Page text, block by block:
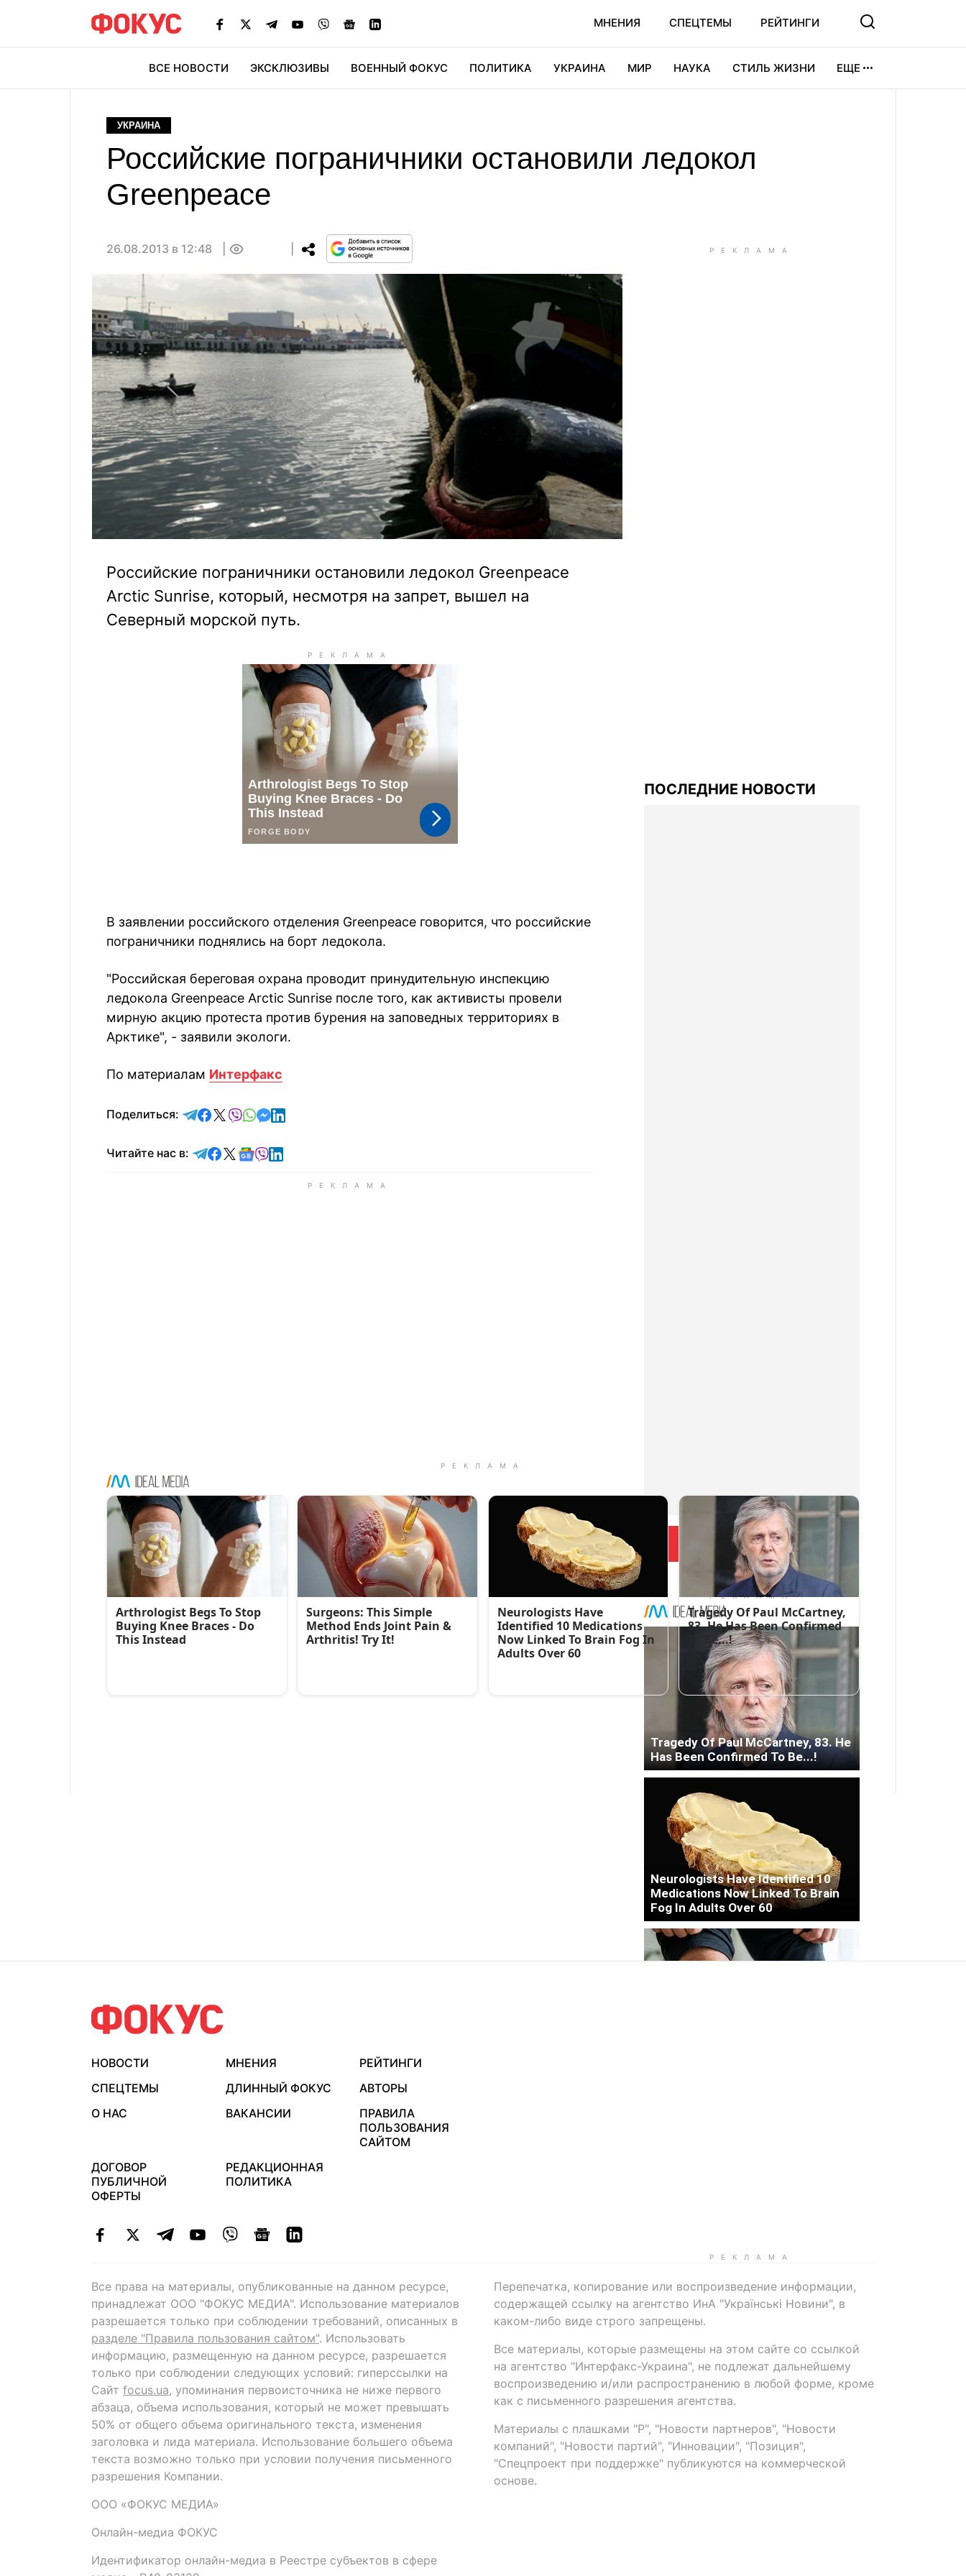
МНЕНИЯ СПЕЦТЕМЫ РЕЙТИНГИ
ВСЕ НОВОСТИ ЭКСКЛЮЗИВЫ ВОЕННЫЙ ФОКУС ПОЛИТИКА УКРАИНА МИР НАУКА СТИЛЬ ЖИЗНИ ЕЩЕ
УКРАИНА
Российские пограничники остановили ледокол
Greenpeace
26.08.2013 в 12:48
Российские пограничники остановили ледокол Greenpeace
Arctic Sunrise, который, несмотря на запрет, вышел на
Северный морской путь.
В заявлении российского отделения Greenpeace говорится, что российские
пограничники поднялись на борт ледокола.
"Российская береговая охрана проводит принудительную инспекцию
ледокола Greenpeace Arctic Sunrise после того, как активисты провели
мирную акцию протеста против бурения на заповедных территориях в
Арктике", - заявили экологи.
По материалам Интерфакс
Поделиться: отправить в Telegram
поделиться в Facebook
поделиться в X
отправить в Viber
отправить в Whatsapp
отправить в Messenger
отправить в LinkedIn
Читайте нас в: Читайте в Telegram
Читайте в Facebook
Читайте в X
Читайте в Google news
Читайте в Viber
Читайте в LinkedIn
ПОСЛЕДНИЕ НОВОСТИ
Больше новостей
НОВОСТИ МНЕНИЯ
РЕЙТИНГИ
СПЕЦТЕМЫ
ДЛИННЫЙ ФОКУС
АВТОРЫ
О НАС
ВАКАНСИИ
ПРАВИЛА
ПОЛЬЗОВАНИЯ
САЙТОМ
ДОГОВОР
ПУБЛИЧНОЙ
ОФЕРТЫ
РЕДАКЦИОННАЯ
ПОЛИТИКА
Все права на материалы, опубликованные на данном ресурсе,
принадлежат ООО "ФОКУС МЕДИА". Использование материалов
разрешается только при соблюдении требований, описанных в
разделе "Правила пользования сайтом". Использовать
информацию, размещенную на данном ресурсе, разрешается
только при соблюдении следующих условий: гиперссылки на
Сайт focus.ua, упоминания первоисточника не ниже первого
абзаца, объема использования, который не может превышать
50% от общего объема оригинального текста, изменения
заголовка и лида материала. Использование большего объема
текста возможно только при условии получения письменного
разрешения Компании.
ООО «ФОКУС МЕДИА»
Онлайн-медиа ФОКУС
Идентификатор онлайн-медиа в Реестре субъектов в сфере
Перепечатка, копирование или воспроизведение информации,
содержащей ссылку на агентство ИнА "Українські Новини", в
каком-либо виде строго запрещены.
Все материалы, которые размещены на этом сайте со ссылкой
на агентство "Интерфакс-Украина", не подлежат дальнейшему
воспроизведению и/или распространению в любой форме, кроме
как с письменного разрешения агентства.
Материалы с плашками "Р", "Новости партнеров", "Новости
компаний", "Новости партий", "Инновации", "Позиция",
"Спецпроект при поддержке" публикуются на коммерческой
основе.